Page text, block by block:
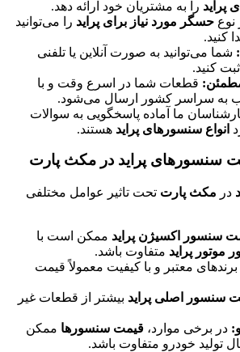
پراید را به مشتریان خود ارائه دهد.
نوع حسگر مورد نیاز برای پراید را می‌توانید
کنید.
شما می‌توانید به صورت آنلاین یا تلفنی
کنید.
قطعات شما در اسرع وقت و با
به سراسر کشور ارسال می‌شود.
ما آماده پاسخگویی به سوالات
انواع سنسورهای پراید هستند.
سنسورهای پراید در مکث پارت
در مکث پارت تحت تاثیر عوامل مختلفی
سنسور اکسیژن پراید ممکن است با
پراید متفاوت باشد.
برندهای معتبر و با کیفیت معمولاً قیمت
سنسور اصلی پراید بیشتر از قطعات غیر
در برخی موارد، قیمت سنسورها ممکن
تولید خودرو متفاوت باشد.